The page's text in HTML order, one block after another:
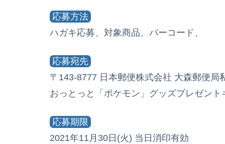
応募方法
ハガキ応募、対象商品、バーコード、
応募宛先
〒143-8777 日本郵便株式会社 大森郵便局
おっとっと「ポケモン」グッズプレゼント
応募期限
2021年11月30日(火) 当日消印有効